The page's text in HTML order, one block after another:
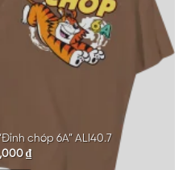
chóp 6A” ALI40.7
₫